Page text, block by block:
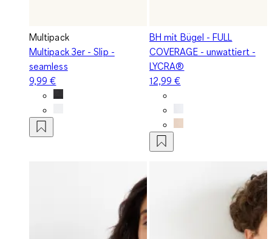
Multipack
Multipack 3er - Slip -
seamless
9,99 €
BH mit Bügel - FULL
COVERAGE - unwattiert -
LYCRA®
12,99 €